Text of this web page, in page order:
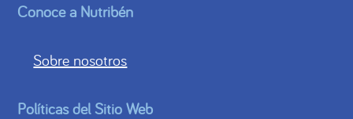
Conoce a Nutribén
Sobre nosotros
Políticas del Sitio Web